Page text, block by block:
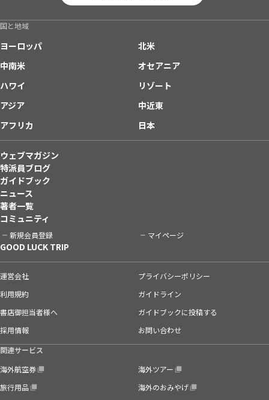
国と地域
ヨーロッパ
北米
中南米
オセアニア
ハワイ
リゾート
アジア
中近東
アフリカ
日本
ウェブマガジン
特派員ブログ
ガイドブック
ニュース
著者一覧
コミュニティ
新規会員登録 マイページ
GOOD LUCK TRIP
運営会社
プライバシーポリシー
利用規約
ガイドライン
書店御担当者様へ
ガイドブックに投稿する
採用情報
お問い合わせ
関連サービス
海外航空券
海外ツアー
旅行用品
海外のおみやげ